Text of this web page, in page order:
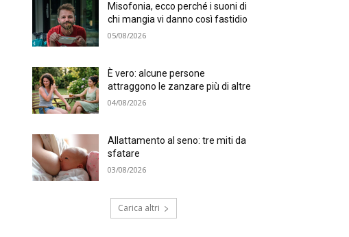
Misofonia, ecco perché i suoni di
chi mangia vi danno così fastidio
05/08/2026
È vero: alcune persone
attraggono le zanzare più di altre
04/08/2026
Allattamento al seno: tre miti da
sfatare
03/08/2026
Carica altri